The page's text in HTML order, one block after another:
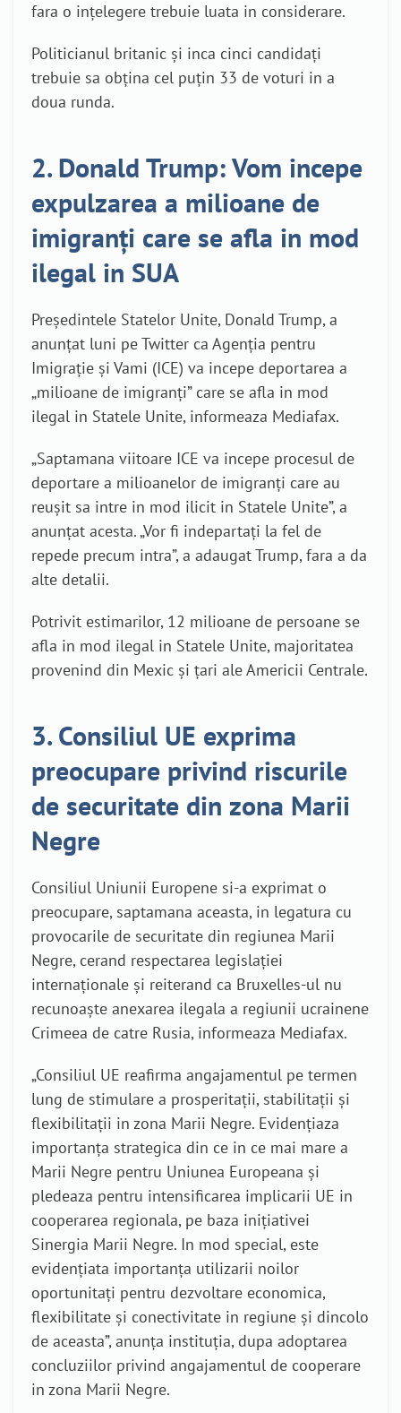
fara o inţelegere trebuie luata in considerare.
Politicianul britanic şi inca cinci candidaţi
trebuie sa obţina cel puţin 33 de voturi in a
doua runda.
2. Donald Trump: Vom incepe
expulzarea a milioane de
imigranţi care se afla in mod
ilegal in SUA
Preşedintele Statelor Unite, Donald Trump, a
anunţat luni pe Twitter ca Agenţia pentru
Imigraţie şi Vami (ICE) va incepe deportarea a
„milioane de imigranţi” care se afla in mod
ilegal in Statele Unite, informeaza Mediafax.
„Saptamana viitoare ICE va incepe procesul de
deportare a milioanelor de imigranţi care au
reuşit sa intre in mod ilicit in Statele Unite”, a
anunţat acesta. „Vor fi indepartaţi la fel de
repede precum intra”, a adaugat Trump, fara a da
alte detalii.
Potrivit estimarilor, 12 milioane de persoane se
afla in mod ilegal in Statele Unite, majoritatea
provenind din Mexic şi ţari ale Americii Centrale.
3. Consiliul UE exprima
preocupare privind riscurile
de securitate din zona Marii
Negre
Consiliul Uniunii Europene si-a exprimat o
preocupare, saptamana aceasta, in legatura cu
provocarile de securitate din regiunea Marii
Negre, cerand respectarea legislaţiei
internaţionale şi reiterand ca Bruxelles-ul nu
recunoaşte anexarea ilegala a regiunii ucrainene
Crimeea de catre Rusia, informeaza Mediafax.
„Consiliul UE reafirma angajamentul pe termen
lung de stimulare a prosperitaţii, stabilitaţii şi
flexibilitaţii in zona Marii Negre. Evidenţiaza
importanţa strategica din ce in ce mai mare a
Marii Negre pentru Uniunea Europeana şi
pledeaza pentru intensificarea implicarii UE in
cooperarea regionala, pe baza iniţiativei
Sinergia Marii Negre. In mod special, este
evidenţiata importanţa utilizarii noilor
oportunitaţi pentru dezvoltare economica,
flexibilitate şi conectivitate in regiune şi dincolo
de aceasta”, anunţa instituţia, dupa adoptarea
concluziilor privind angajamentul de cooperare
in zona Marii Negre.